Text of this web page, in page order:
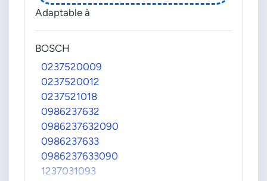
0237020202
0237020203
0237020205
0237020210
0237020212
0237020213
0237022035
0237022036
0237022037
0237022038
0237022039
Adaptable à
BOSCH
0237520009
0237520012
0237521018
0986237632
0986237632090
0986237633
0986237633090
1237031093